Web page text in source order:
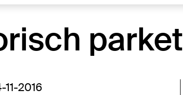
parket
2016